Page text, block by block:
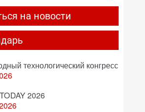
на новости
технологический конгресс
2026